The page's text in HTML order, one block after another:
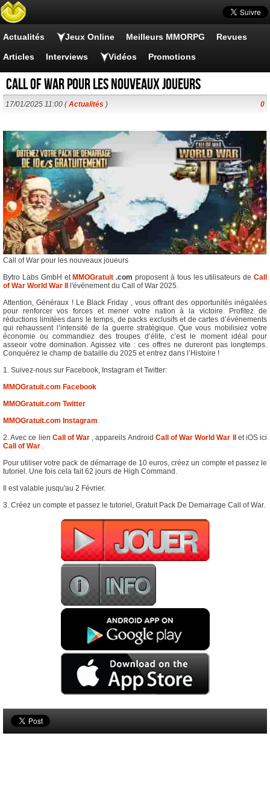
Actualités Jeux Online Meilleurs MMORPG Revues
Articles Interviews Vidéos Promotions
Call of War pour les nouveaux joueurs
17/01/2025 11:00 (Actualités ) 0
Call of War pour les nouveaux joueurs
Bytro Labs GmbH et MMOGratuit .com proposent à tous les utilisateurs deCall
of War World War II
l'événement du Call of War 2025.
Attention, Généraux ! Le Black Friday , vous offrant des opportunités inégalées
pour renforcer vos forces et mener votre nation à la victoire. Profitez de
réductions limitées dans le temps, de packs exclusifs et de cartes d’événements
qui rehaussent l’intensité de la guerre stratégique. Que vous mobilisiez votre
économie ou commandiez des troupes d’élite, c’est le moment idéal pour
asseoir votre domination. Agissez vite : ces offres ne dureront pas longtemps.
Conquérez le champ de bataille du 2025 et entrez dans l’Histoire !
1. Suivez-nous sur Facebook, Instagram et Twitter:
MMOGratuit.com Facebook
MMOGratuit.com Twitter
MMOGratuit.com Instagram
2. Avec ce lien Call of War , appareils Android Call of War World War II
et iOS ici
Call of War .
Pour utiliser votre pack de démarrage de 10 euros, créez un compte et passez le
tutoriel. Une fois cela fait 62 jours de High Command.
Il est valable jusqu'au 2 Février.
3. Créez un compte et passez le tutoriel, Gratuit Pack De Demarrage Call of War.